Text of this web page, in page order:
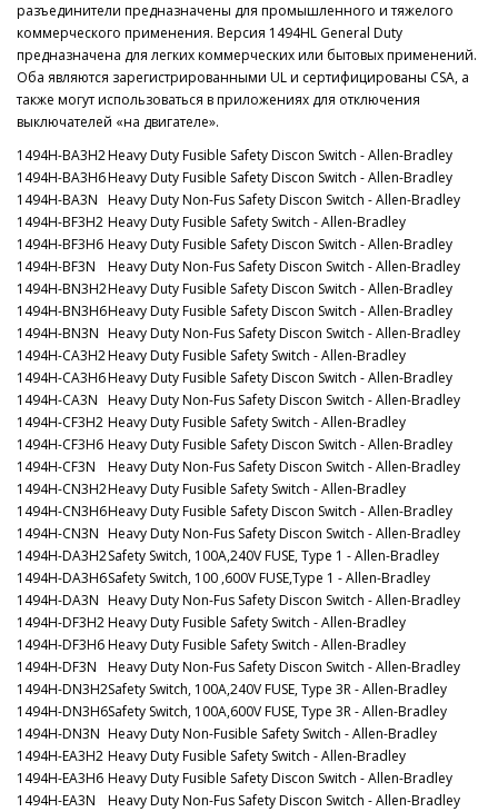
разъединители предназначены для промышленного и тяжелого
коммерческого применения. Версия 1494HL General Duty
предназначена для легких коммерческих или бытовых применений.
Оба являются зарегистрированными UL и сертифицированы CSA, а
также могут использоваться в приложениях для отключения
выключателей «на двигателе».
1494H-BA3H2Heavy Duty Fusible Safety Discon Switch - Allen-Bradley
1494H-BA3H6Heavy Duty Fusible Safety Discon Switch - Allen-Bradley
1494H-BA3N Heavy Duty Non-Fus Safety Discon Switch - Allen-Bradley
1494H-BF3H2 Heavy Duty Fusible Safety Switch - Allen-Bradley
1494H-BF3H6 Heavy Duty Fusible Safety Discon Switch - Allen-Bradley
1494H-BF3N
Heavy Duty Non-Fus Safety Discon Switch - Allen-Bradley
1494H-BN3H2Heavy Duty Fusible Safety Discon Switch - Allen-Bradley
1494H-BN3H6Heavy Duty Fusible Safety Discon Switch - Allen-Bradley
1494H-BN3N Heavy Duty Non-Fus Safety Discon Switch - Allen-Bradley
1494H-CA3H2Heavy Duty Fusible Safety Switch - Allen-Bradley
1494H-CA3H6Heavy Duty Fusible Safety Discon Switch - Allen-Bradley
1494H-CA3N Heavy Duty Non-Fus Safety Discon Switch - Allen-Bradley
1494H-CF3H2 Heavy Duty Fusible Safety Switch - Allen-Bradley
1494H-CF3H6 Heavy Duty Fusible Safety Discon Switch - Allen-Bradley
1494H-CF3N
Heavy Duty Non-Fus Safety Discon Switch - Allen-Bradley
1494H-CN3H2Heavy Duty Fusible Safety Switch - Allen-Bradley
1494H-CN3H6Heavy Duty Fusible Safety Discon Switch - Allen-Bradley
1494H-CN3N Heavy Duty Non-Fus Safety Discon Switch - Allen-Bradley
1494H-DA3H2Safety Switch, 100A,240V FUSE, Type 1 - Allen-Bradley
1494H-DA3H6Safety Switch, 100 ,600V FUSE,Type 1 - Allen-Bradley
1494H-DA3N Heavy Duty Non-Fus Safety Discon Switch - Allen-Bradley
1494H-DF3H2Heavy Duty Fusible Safety Switch - Allen-Bradley
1494H-DF3H6Heavy Duty Fusible Safety Switch - Allen-Bradley
1494H-DF3N
Heavy Duty Non-Fus Safety Discon Switch - Allen-Bradley
1494H-DN3H2Safety Switch, 100A,240V FUSE, Type 3R - Allen-Bradley
1494H-DN3H6Safety Switch, 100A,600V FUSE, Type 3R - Allen-Bradley
1494H-DN3N Heavy Duty Non-Fusible Safety Switch - Allen-Bradley
1494H-EA3H2 Heavy Duty Fusible Safety Switch - Allen-Bradley
1494H-EA3H6 Heavy Duty Fusible Safety Discon Switch - Allen-Bradley
1494H-EA3N
Heavy Duty Non-Fus Safety Discon Switch - Allen-Bradley